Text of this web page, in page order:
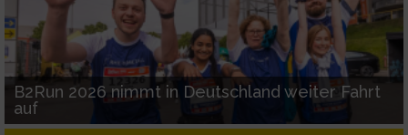
B2Run 2026 nimmt in Deutschland weiter Fahrt
auf